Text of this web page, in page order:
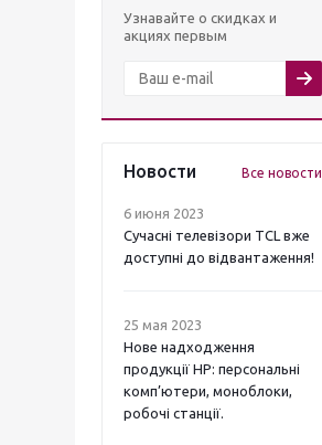
Узнавайте о скидках и
акциях первым
Новости Все новости
6 июня 2023
Сучасні телевізори TCL вже
доступні до відвантаження!
25 мая 2023
Нове надходження
продукції НР: персональні
комп’ютери, моноблоки,
робочі станції.